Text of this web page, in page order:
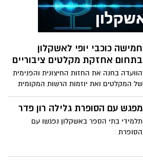
חמישה כוכבי יופי לאשקלון
בתחום אחזקת מקלטים ציבוריים
הוועדה בחנה את החזות החיצונית והפנימית
של המקלטים ואת יוזמות הרשות המקומית
יחד עם פיקוד העורף. בתוך כך, בימים אלו
מתבצע שיפוץ בעלות של שלושה מיליון ש"ח
מפגש עם הסופרת גלילה רון פדר
תלמידי בתי הספר באשקלון נפגשו עם
הסופרת